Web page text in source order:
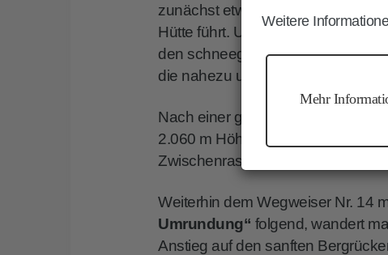
zunächst etwas steileren Anstieg
Hütte führt. Unterwegs
den schneegeschmückten
die nahezu unendlich
Nach einer guten Stunde erreicht
2.060 m Höhe. Sie lädt auch im
Zwischenrast.
Weiterhin dem Wegweiser Nr. 14
Umrundung“ folgend, wandert
Anstieg auf den sanften
Weitere
Mehr